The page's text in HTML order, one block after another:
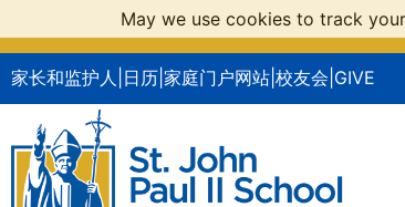
家长和监护人 日历 家庭门户网站 校友会 GIVE
May we use cookies to track